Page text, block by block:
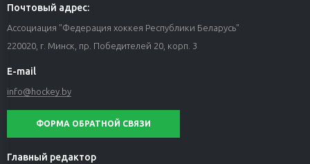
Почтовый адрес:
Ассоциация "Федерация хоккея Республики Беларусь"
220020, г. Минск, пр. Победителей 20, корп. 3
E-mail
info@hockey.by
ФОРМА ОБРАТНОЙ СВЯЗИ
Главный редактор